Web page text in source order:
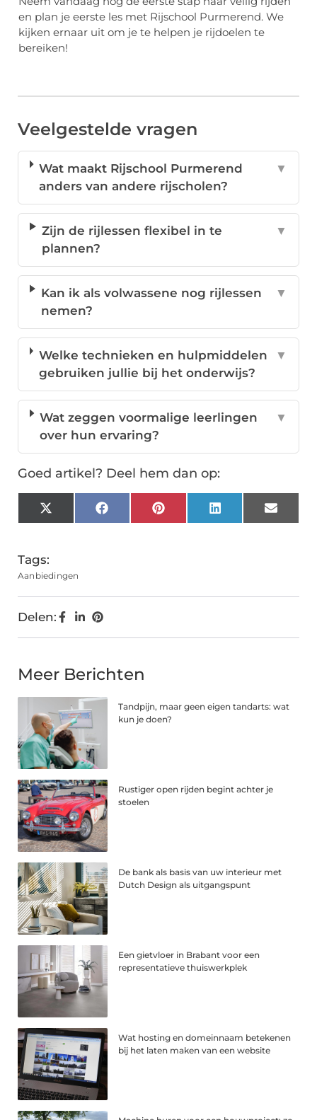
en plan je eerste les met Rijschool Purmerend. We
kijken ernaar uit om je te helpen je rijdoelen te
bereiken!
Veelgestelde vragen
Wat maakt Rijschool Purmerend
anders van andere rijscholen?
▼
Zijn de rijlessen flexibel in te
plannen?
▼
Kan ik als volwassene nog rijlessen
nemen?
▼
Welke technieken en hulpmiddelen
gebruiken jullie bij het onderwijs?
▼
Wat zeggen voormalige leerlingen
over hun ervaring?
▼
Goed artikel? Deel hem dan op:
X
(Twitter)
FacebookPinterestLinkedInEmail
Tags:
Aanbiedingen
Delen:
Meer Berichten
Tandpijn, maar geen eigen tandarts: wat
kun je doen?
Rustiger open rijden begint achter je
stoelen
De bank als basis van uw interieur met
Dutch Design als uitgangspunt
Een gietvloer in Brabant voor een
representatieve thuiswerkplek
Wat hosting en domeinnaam betekenen
bij het laten maken van een website